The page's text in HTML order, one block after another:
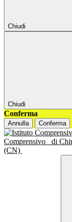
Chiudi
Chiudi
Conferma
Annulla Conferma
Comprensivo
di
(CN)